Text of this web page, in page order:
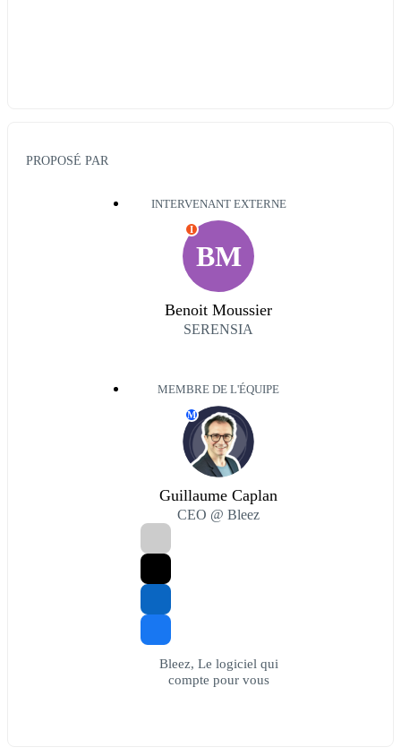
PROPOSÉ PAR
INTERVENANT EXTERNE
BM
I
Benoit Moussier
SERENSIA
MEMBRE DE L'ÉQUIPE
M
Guillaume Caplan
CEO @ Bleez
Bleez, Le logiciel qui
compte pour vous